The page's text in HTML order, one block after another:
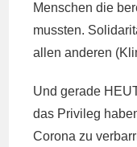
Menschen die
mussten.
allen anderen
Und gerade
das Privileg
Corona zu